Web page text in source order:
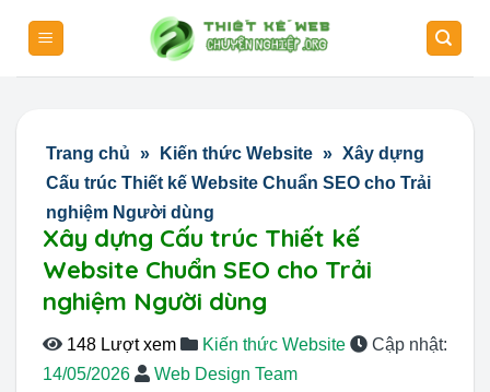
content
Trang chủ » Kiến thức Website » Xây dựng
Cấu trúc Thiết kế Website Chuẩn SEO cho Trải
nghiệm Người dùng
Xây dựng Cấu trúc Thiết kế
Website Chuẩn SEO cho Trải
nghiệm Người dùng
148 Lượt xem Kiến thức Website
Cập nhật:
14/05/2026
Web Design Team